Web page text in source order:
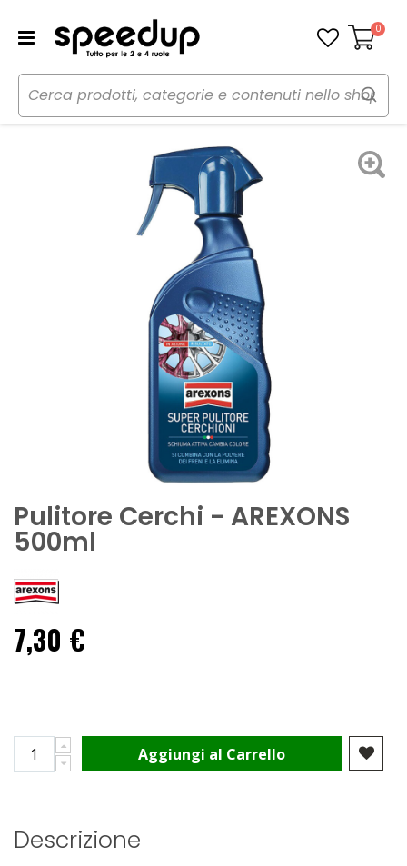
Carrello
0
Home Auto
Cura dell'auto
Chimici - Cerchi e Gomme
Pulitore Cerchi - AREXONS
Pulitore Cerchi - AREXONS
500ml
7,30 €
Aggiungi al Carrello
Descrizione